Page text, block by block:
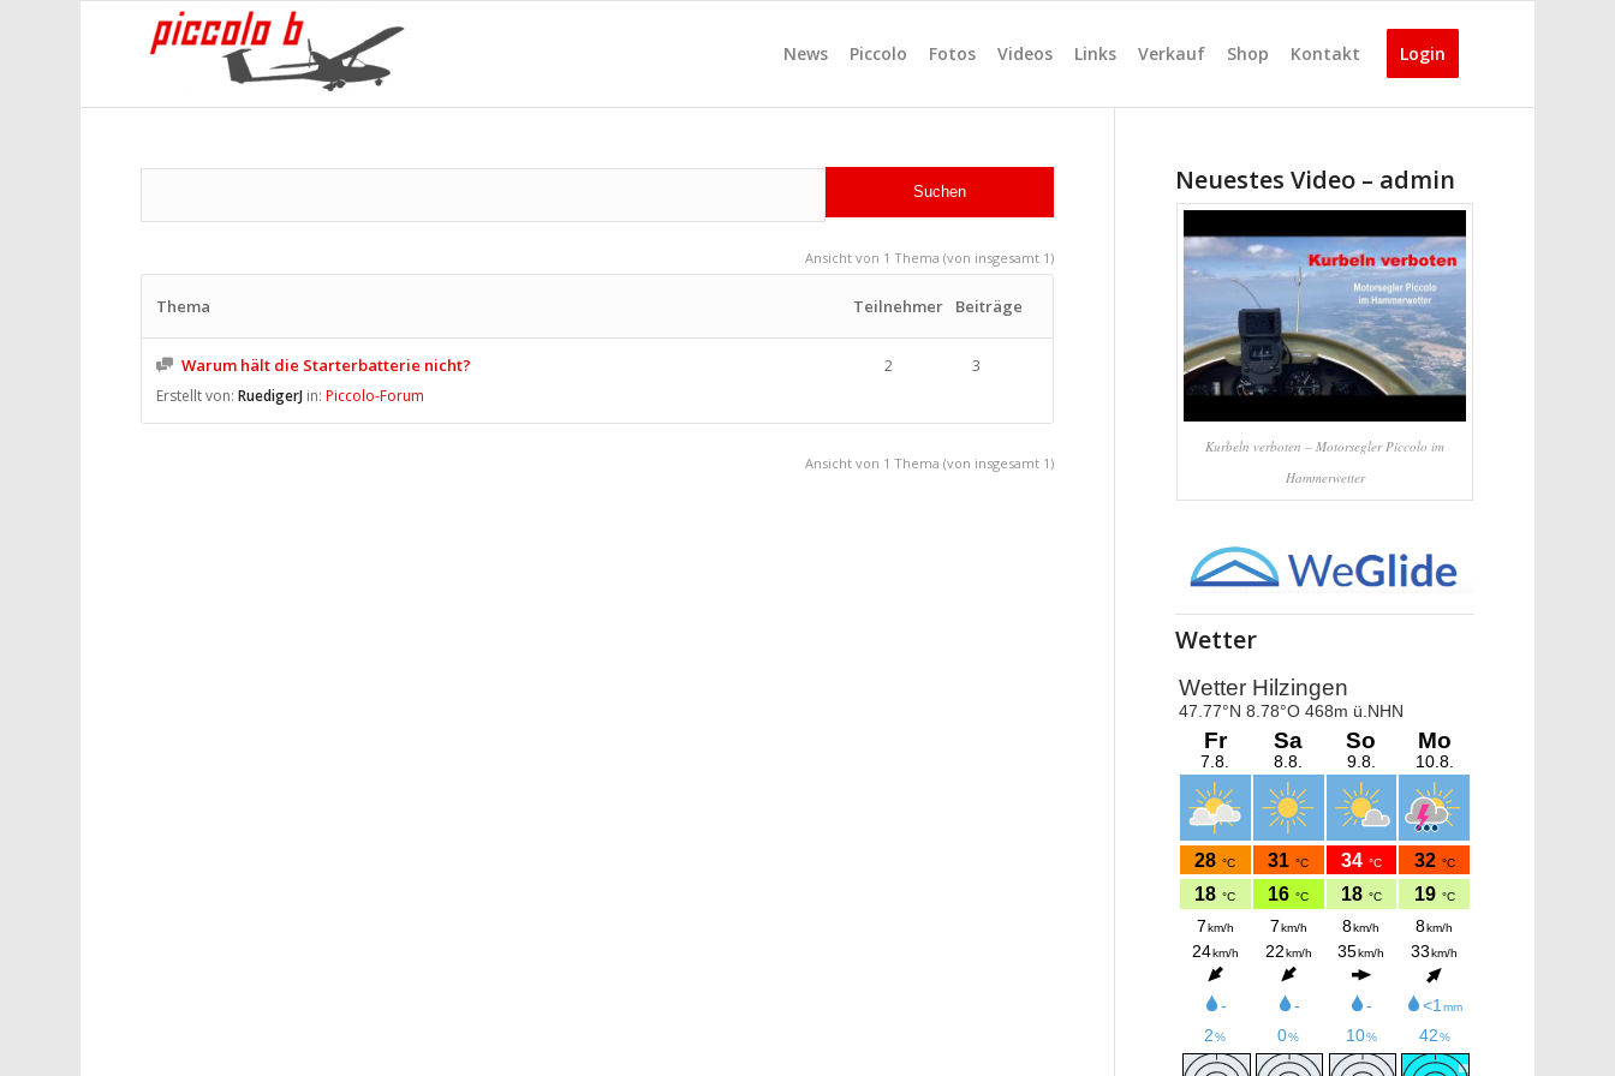
News Piccolo Fotos Videos Links Verkauf Shop Kontakt Login
Ansicht von 1 Thema (von insgesamt 1)
Thema Teilnehmer Beiträge
Warum hält die Starterbatterie nicht?
Erstellt von:RuedigerJ in:Piccolo-Forum
2 3
Ansicht von 1 Thema (von insgesamt 1)
Neuestes Video – admin
Kurbeln verboten – Motorsegler Piccolo im
Hammerwetter
Wetter